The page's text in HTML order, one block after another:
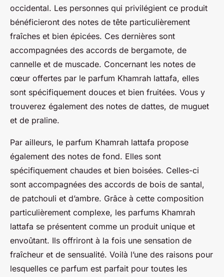
occidental. Les personnes qui privilégient ce produit
bénéficieront des notes de tête particulièrement
fraîches et bien épicées. Ces dernières sont
accompagnées des accords de bergamote, de
cannelle et de muscade. Concernant les notes de
cœur offertes par le parfum Khamrah lattafa, elles
sont spécifiquement douces et bien fruitées. Vous y
trouverez également des notes de dattes, de muguet
et de praline.
Par ailleurs, le parfum Khamrah lattafa propose
également des notes de fond. Elles sont
spécifiquement chaudes et bien boisées. Celles-ci
sont accompagnées des accords de bois de santal,
de patchouli et d’ambre. Grâce à cette composition
particulièrement complexe, les parfums Khamrah
lattafa se présentent comme un produit unique et
envoûtant. Ils offriront à la fois une sensation de
fraîcheur et de sensualité. Voilà l’une des raisons pour
lesquelles ce parfum est parfait pour toutes les